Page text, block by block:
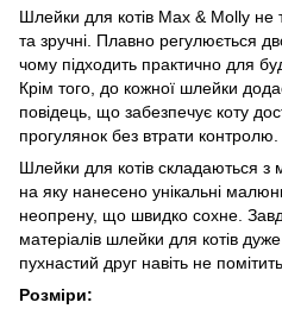
Шлейки для котів Max & Molly не
та зручні. Плавно регулюється
чому підходить практично для
Крім того, до кожної шлейки
повідець, що забезпечує коту
прогулянок без втрати контролю.
Шлейки для котів складаються з
на яку нанесено унікальні
неопрену, що швидко сохне.
матеріалів шлейки для котів
пухнастий друг навіть не
Розміри: